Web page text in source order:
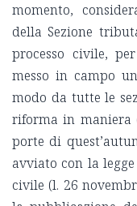
momento,
della Sezione
processo civile,
messo in campo
modo da tutte le
riforma in maniera
porte di
avviato con la
civile (l. 26